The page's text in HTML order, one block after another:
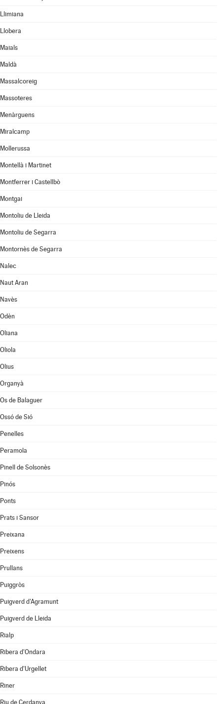
Llimiana
Llobera
Maials
Maldà
Massalcoreig
Massoteres
Menàrguens
Miralcamp
Mollerussa
Montellà i Martinet
Montferrer i Castellbò
Montgai
Montoliu de Lleida
Montoliu de Segarra
Montornès de Segarra
Nalec
Naut Aran
Navès
Odèn
Oliana
Oliola
Olius
Organyà
Os de Balaguer
Ossó de Sió
Penelles
Peramola
Pinell de Solsonès
Pinós
Ponts
Prats i Sansor
Preixana
Preixens
Prullans
Puiggròs
Puigverd d'Agramunt
Puigverd de Lleida
Rialp
Ribera d'Ondara
Ribera d'Urgellet
Riner
Riu de Cerdanya